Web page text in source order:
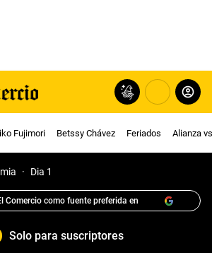
Fujimori Betssy Chávez Feriados Alianza
· Dia 1
Comercio como fuente preferida en
Solo para suscriptores